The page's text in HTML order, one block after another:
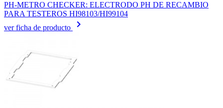
PH-METRO CHECKER: ELECTRODO PH DE RECAMBIO
PARA TESTEROS HI98103/HI99104
ver ficha de producto
keyboard_arrow_right